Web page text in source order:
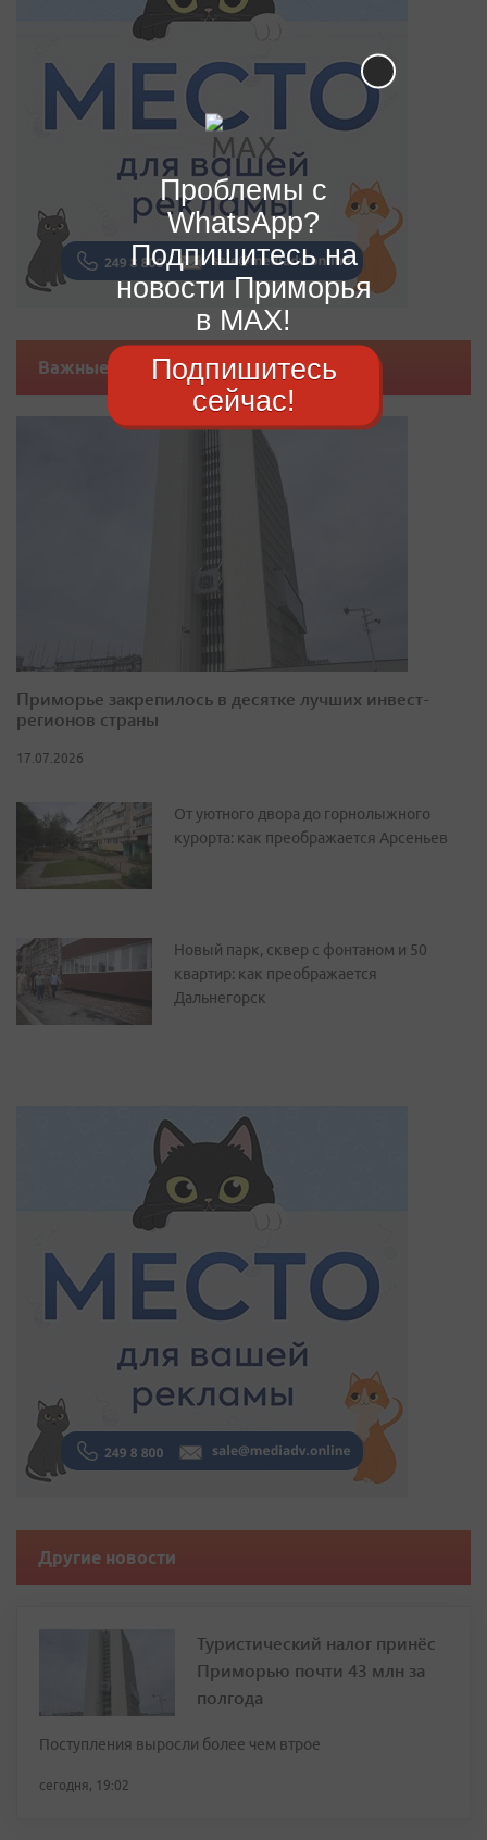
Важные новости
Приморье закрепилось в десятке лучших инвест-
регионов страны
17.07.2026
От уютного двора до горнолыжного
курорта: как преображается Арсеньев
Новый парк, сквер с фонтаном и 50
квартир: как преображается
Дальнегорск
Другие новости
Туристический налог принёс
Приморью почти 43 млн за
полгода
Поступления выросли более чем втрое
сегодня, 19:02
Проблемы с
WhatsApp?
Подпишитесь на
новости Приморья
в MAX!
Подпишитесь
сейчас!